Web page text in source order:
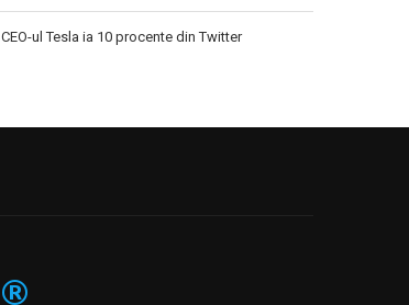
CEO-ul Tesla ia 10 procente din Twitter